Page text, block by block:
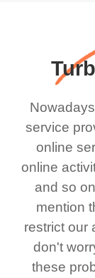
service
online
online
and so
mention
restrict our
don't
these